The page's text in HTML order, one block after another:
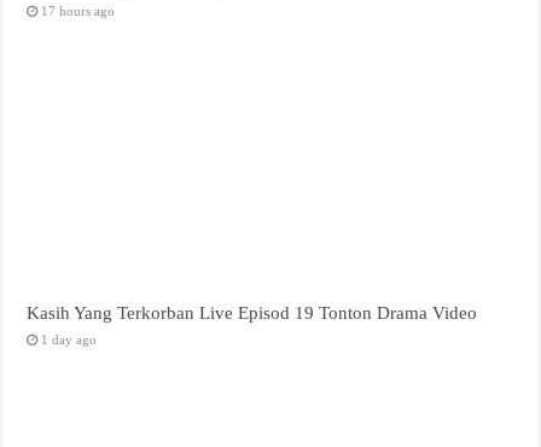
17 hours ago
Kasih Yang Terkorban Live Episod 19 Tonton Drama Video
1 day ago